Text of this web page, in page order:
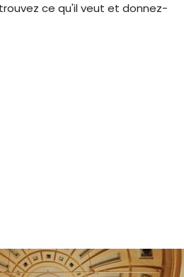
ce qu'il veut et donnez-